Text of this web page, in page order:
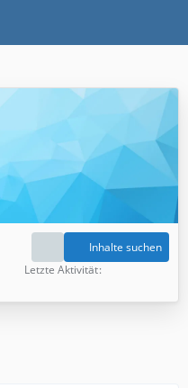
Inhalte suchen
Letzte Aktivität